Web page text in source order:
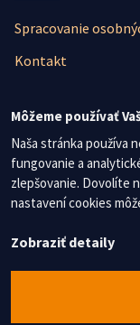
Môžeme používať
Naša stránka používa
fungovanie a
zlepšovanie. Dovolíte
nastavení cookies
Zobraziť detaily
Spracovanie
Kontakt
Newsletter
Nezmeškajte
newslettera.
Chcem dostávať